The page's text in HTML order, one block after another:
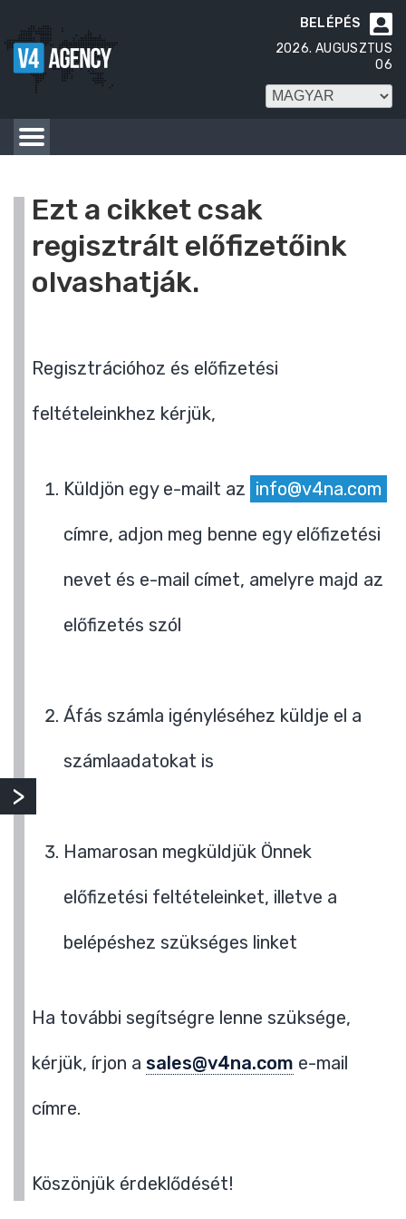

BELÉPÉS
2026. AUGUSZTUS
06
Ezt a cikket csak
regisztrált előfizetőink
olvashatják.
Regisztrációhoz és előfizetési
feltételeinkhez kérjük,
Küldjön egy e-mailt az info@v4na.com
címre, adjon meg benne egy előfizetési
nevet és e-mail címet, amelyre majd az
előfizetés szól
Áfás számla igényléséhez küldje el a
számlaadatokat is
Hamarosan megküldjük Önnek
előfizetési feltételeinket, illetve a
belépéshez szükséges linket
Ha további segítségre lenne szüksége,
kérjük, írjon a sales@v4na.com e-mail
címre.
Köszönjük érdeklődését!